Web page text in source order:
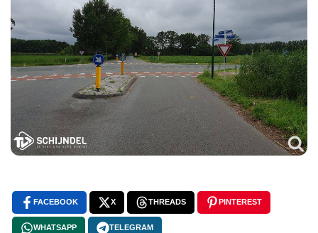
FACEBOOK X THREADS PINTEREST
WHATSAPP TELEGRAM